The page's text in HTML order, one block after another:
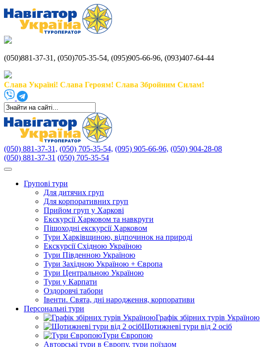
(050)881-37-31, (050)705-35-54, (095)905-66-96, (093)407-64-44
Слава Україні! Слава Героям! Слава Збройним Силам!
(050) 881-37-31, (050) 705-35-54, (095) 905-66-96, (050) 904-28-08
(050) 881-37-31 (050) 705-35-54
Групові тури
Для дитячих груп
Для корпоративних груп
Прийом груп у Харкові
Екскурсії Харковом та навкруги
Пішоходні екскурсії Харковом
Тури Харківщиною, відпочинок на природі
Екскурсії Східною Україною
Тури Південною Україною
Тури Західною Україною + Європа
Тури Центральною Україною
Тури у Карпати
Оздоровчі табори
Івенти. Свята, дні народження, корпоративи
Персональні тури
Графік збірних турів Україною
Щотижневі тури від 2 осіб
Тури Європою
Авторські тури в Європу, тури поїздом